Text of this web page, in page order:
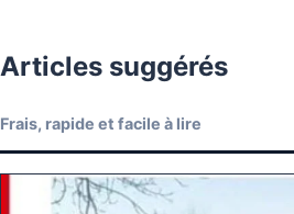
Articles suggérés
Frais, rapide et facile à lire